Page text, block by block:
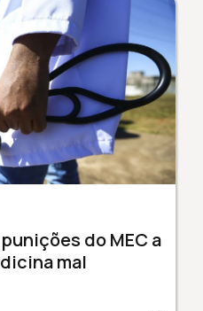
do MEC a
mal